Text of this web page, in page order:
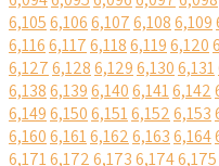
6,1056,1066,1076,1086,109
6,1166,1176,1186,1196,120
6,1276,1286,1296,1306,131
6,1386,1396,1406,1416,142
6,1496,1506,1516,1526,153
6,1606,1616,1626,1636,164
6,1716,1726,1736,1746,175